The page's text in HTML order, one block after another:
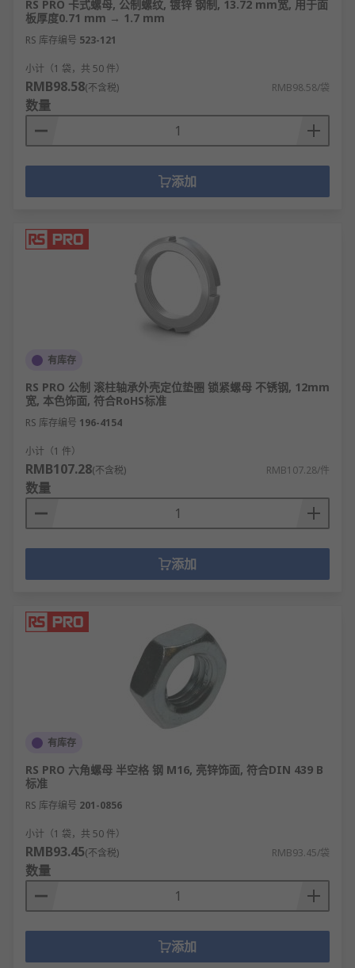
RS PRO 卡式螺母, 公制螺纹, 镀锌 钢制, 13.72 mm宽, 用于面
板厚度0.71 mm → 1.7 mm
RS 库存编号 523-121
小计（1 袋，共 50 件）
RMB98.58(不含税) RMB98.58/袋
数量
添加
有库存
RS PRO 公制 滚柱轴承外壳定位垫圈 锁紧螺母 不锈钢, 12mm
宽, 本色饰面, 符合RoHS标准
RS 库存编号 196-4154
小计（1 件）
RMB107.28(不含税) RMB107.28/件
数量
添加
有库存
RS PRO 六角螺母 半空格 钢 M16, 亮锌饰面, 符合DIN 439 B
标准
RS 库存编号 201-0856
小计（1 袋，共 50 件）
RMB93.45(不含税) RMB93.45/袋
数量
添加